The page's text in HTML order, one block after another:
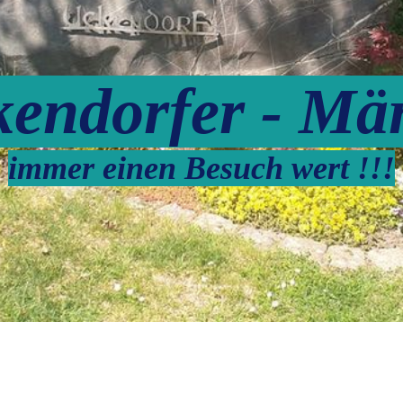
Bilder, Gemälde,
Portraits, Literatur
-
immer einen Besuch wert !!!